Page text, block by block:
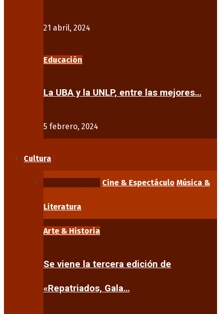
21 abril, 2024
Educación
La UBA y la UNLP, entre las mejores…
5 febrero, 2024
Cultura
Cine & Espectáculo Música &
Literatura
Arte & Historia
Se viene la tercera edición de
«Repatriados, Gala…